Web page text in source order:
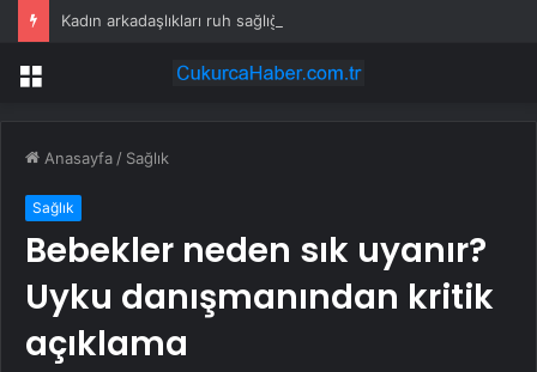
Kadın arkadaşlıkları ruh sağlığını güçlendiriyor
Menü
Anasayfa / Sağlık
Sağlık
Bebekler neden sık uyanır?
Uyku danışmanından kritik
açıklama